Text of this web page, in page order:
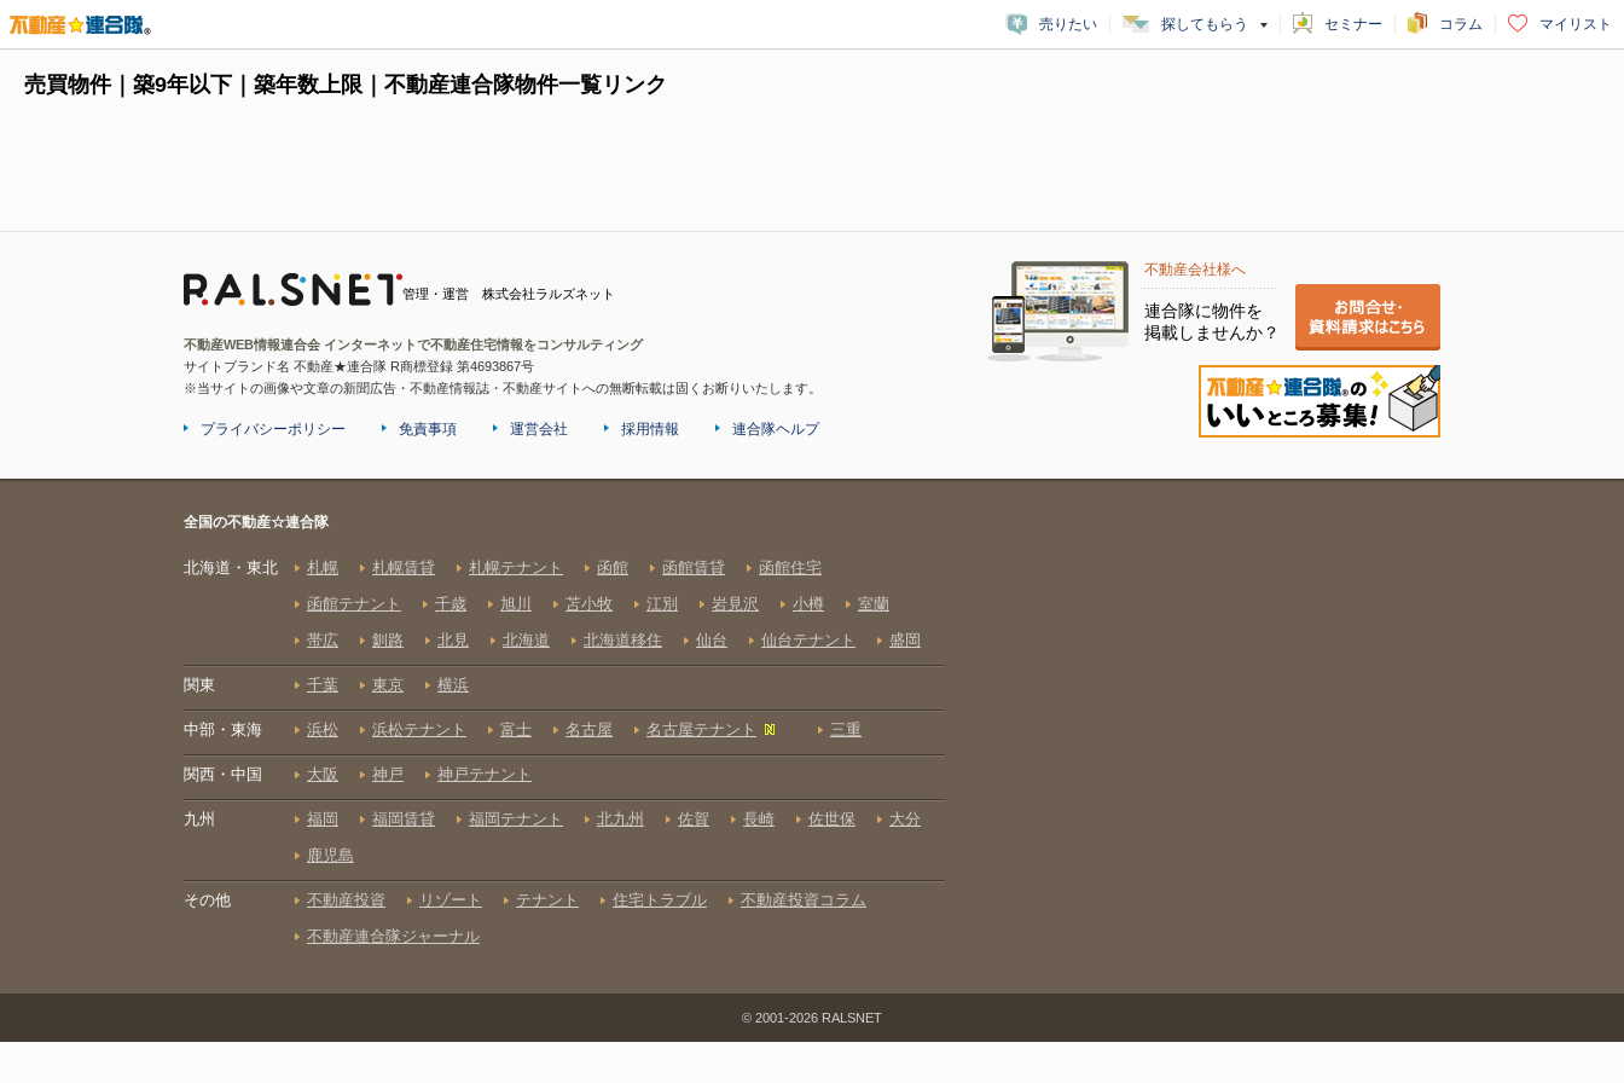
売りたい 探してもらう セミナー コラム マイリスト
売買物件｜築9年以下｜築年数上限｜不動産連合隊物件一覧リンク
管理・運営 株式会社ラルズネット
不動産WEB情報連合会 インターネットで不動産住宅情報をコンサルティング
サイトブランド名 不動産★連合隊 R商標登録 第4693867号
※当サイトの画像や文章の新聞広告・不動産情報誌・不動産サイトへの無断転載は固くお断りいたします。
不動産会社様へ
連合隊に物件を
掲載しませんか？
プライバシーポリシー 免責事項 運営会社 採用情報 連合隊ヘルプ
© 2001-2026 RALSNET